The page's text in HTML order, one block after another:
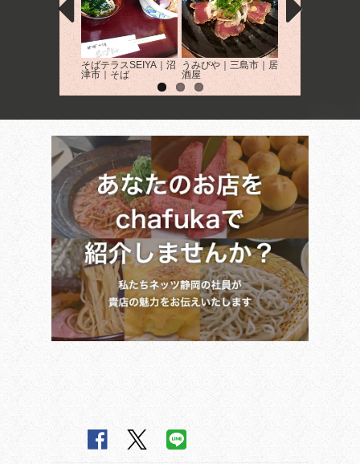
そばテラスSEIYA｜沼
津市｜そば
うみびや｜三島市｜居
酒屋
｜清水町｜イタ